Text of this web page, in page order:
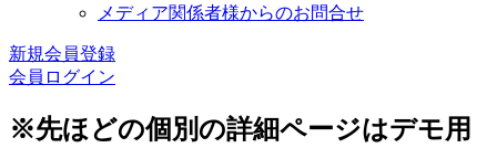
メディア関係者様からのお問合せ
新規会員登録
会員ログイン
※先ほどの個別の詳細ページはデモ用